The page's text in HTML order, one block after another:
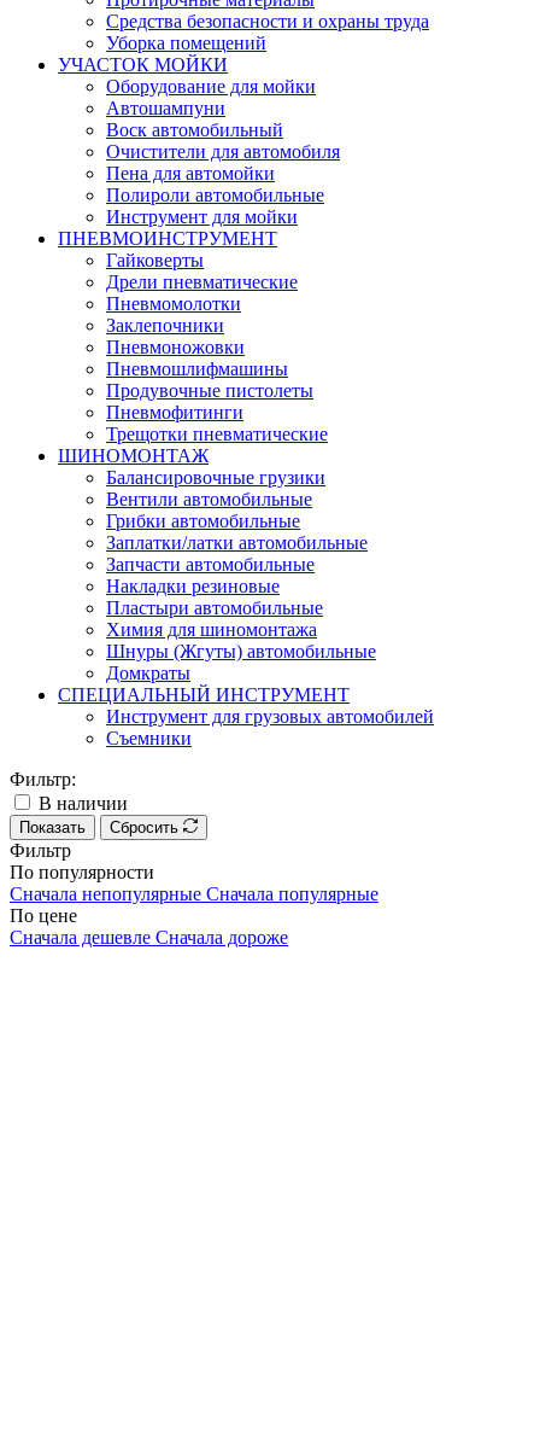
Средства безопасности и охраны труда
Уборка помещений
УЧАСТОК МОЙКИ
Оборудование для мойки
Автошампуни
Воск автомобильный
Очистители для автомобиля
Пена для автомойки
Полироли автомобильные
Инструмент для мойки
ПНЕВМОИНСТРУМЕНТ
Гайковерты
Дрели пневматические
Пневмомолотки
Заклепочники
Пневмоножовки
Пневмошлифмашины
Продувочные пистолеты
Пневмофитинги
Трещотки пневматические
ШИНОМОНТАЖ
Балансировочные грузики
Вентили автомобильные
Грибки автомобильные
Заплатки/латки автомобильные
Запчасти автомобильные
Накладки резиновые
Пластыри автомобильные
Химия для шиномонтажа
Шнуры (Жгуты) автомобильные
Домкраты
СПЕЦИАЛЬНЫЙ ИНСТРУМЕНТ
Инструмент для грузовых автомобилей
Съемники
Фильтр:
В наличии
Показать Сбросить
Фильтр
По популярности
Сначала непопулярные Сначала популярные
По цене
Сначала дешевле Сначала дороже